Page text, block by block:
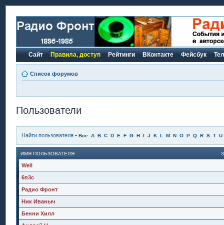
Сайт Правила, доступ Рейтинги ВКонтакте Фейсбук
Список форумов
Пользователи
Найти пользователя • Все A B C D E F G H I J K L M N O P Q R S T U
ИМЯ ПОЛЬЗОВАТЕЛЯ
Well
6п3с
Радио Фронт
Ник Иваныч
Бенни Хилл